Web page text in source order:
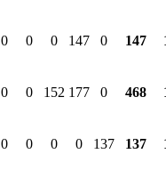
0 0 0 147 0 147
0 0 152 177 0 468
0 0 0 0 137 137